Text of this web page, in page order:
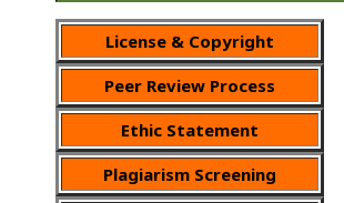
License & Copyright
Peer Review Process
Ethic Statement
Plagiarism Screening